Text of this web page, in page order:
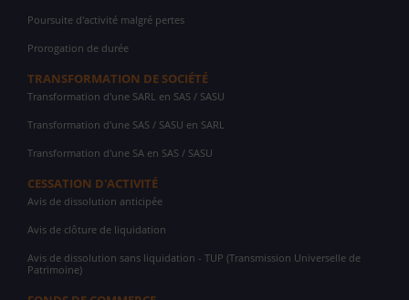
Poursuite d'activité malgré pertes
Prorogation de durée
TRANSFORMATION DE SOCIÉTÉ
Transformation d'une SARL en SAS / SASU
Transformation d'une SAS / SASU en SARL
Transformation d'une SA en SAS / SASU
CESSATION D'ACTIVITÉ
Avis de dissolution anticipée
Avis de clôture de liquidation
Avis de dissolution sans liquidation - TUP (Transmission Universelle de
Patrimoine)